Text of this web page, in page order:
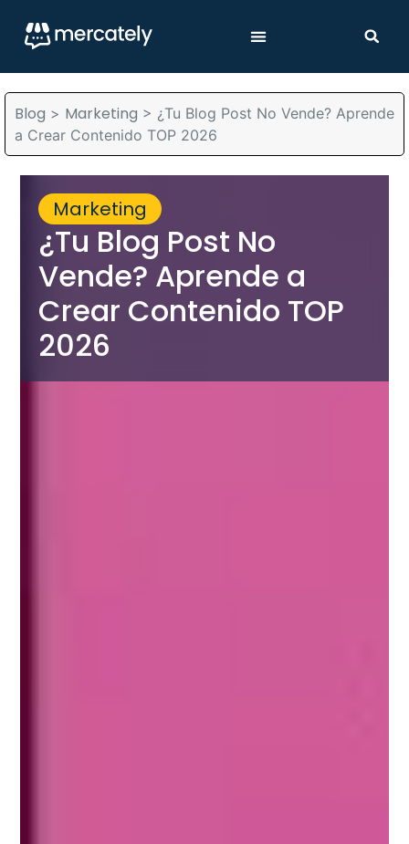
Blog > Marketing > ¿Tu Blog Post No Vende? Aprende
a Crear Contenido TOP 2026
Marketing
¿Tu Blog Post No
Vende? Aprende a
Crear Contenido TOP
2026